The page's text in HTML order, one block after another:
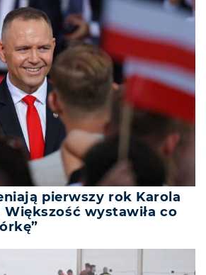
pierwszy rok Karola
wystawiła co